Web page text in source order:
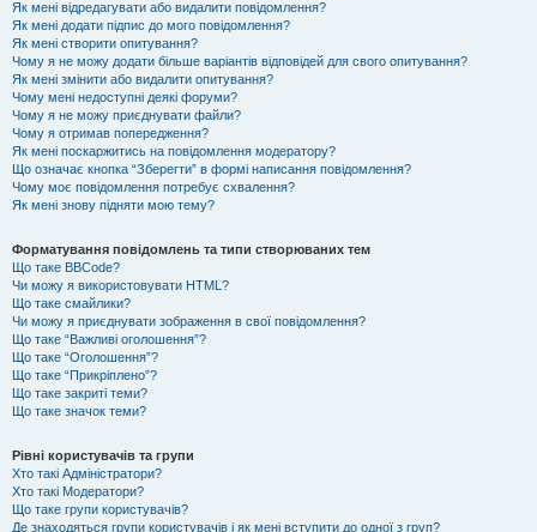
Як мені відредагувати або видалити повідомлення?
Як мені додати підпис до мого повідомлення?
Як мені створити опитування?
Чому я не можу додати більше варіантів відповідей для свого опитування?
Як мені змінити або видалити опитування?
Чому мені недоступні деякі форуми?
Чому я не можу приєднувати файли?
Чому я отримав попередження?
Як мені поскаржитись на повідомлення модератору?
Що означає кнопка “Зберегти” в формі написання повідомлення?
Чому моє повідомлення потребує схвалення?
Як мені знову підняти мою тему?
Форматування повідомлень та типи створюваних тем
Що таке BBCode?
Чи можу я використовувати HTML?
Що таке смайлики?
Чи можу я приєднувати зображення в свої повідомлення?
Що таке “Важливі оголошення”?
Що таке “Оголошення”?
Що таке “Прикріплено”?
Що таке закриті теми?
Що таке значок теми?
Рівні користувачів та групи
Хто такі Адміністратори?
Хто такі Модератори?
Що таке групи користувачів?
Де знаходяться групи користувачів і як мені вступити до одної з груп?